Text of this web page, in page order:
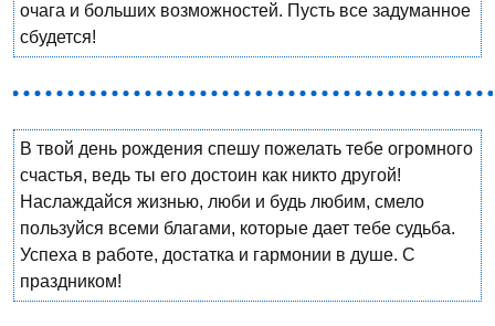
очага и больших возможностей. Пусть все задуманное
сбудется!
В твой день рождения спешу пожелать тебе огромного
счастья, ведь ты его достоин как никто другой!
Наслаждайся жизнью, люби и будь любим, смело
пользуйся всеми благами, которые дает тебе судьба.
Успеха в работе, достатка и гармонии в душе. С
праздником!